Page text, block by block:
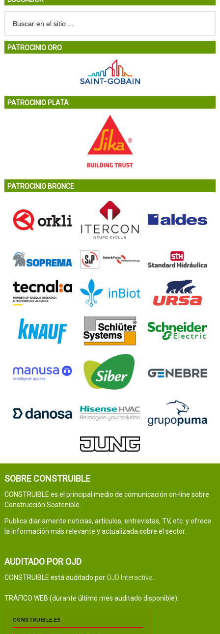
PATROCINIO ORO
PATROCINIO PLATA
PATROCINIO BRONCE
SOBRE CONSTRUIBLE
CONSTRUIBLE es el principal medio de comunicación on-line sobre
Construcción Sostenible.
Publica diariamente noticias, artículos, entrevistas, TV, etc. y ofrece
la información más relevante y actualizada sobre el sector.
AUDITADO POR OJD
CONSTRUIBLE está auditado por OJD Interactiva
TRÁFICO WEB (durante último mes auditado disponible):